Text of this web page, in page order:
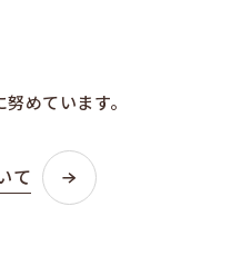
めています。
て